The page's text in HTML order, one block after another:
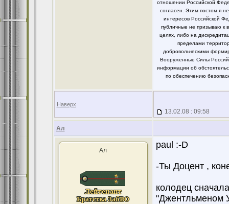
отношении Российской
согласен. Этим постом я
интересов Российской
публичные не призываю к
целях, либо на
пределами
добровольческими
Вооруженные Силы
информации об
по обеспечению
Наверх
13.02.08 : 09:58
Ал
Ал
paul :-D
-Ты Доцент ,
колодец
"Джентльменом